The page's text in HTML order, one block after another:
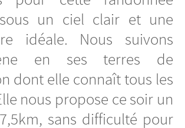
un ciel clair et une
idéale. Nous suivons
en ses terres de
dont elle connaît tous les
nous propose ce soir un
sans difficulté pour